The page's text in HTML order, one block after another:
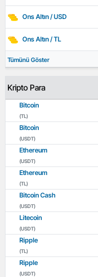
Ons Altın / USD
Ons Altın / TL
Tümünü Göster
Kripto Para
Bitcoin
(TL)
Bitcoin
(USDT)
Ethereum
(USDT)
Ethereum
(TL)
Bitcoin Cash
(USDT)
Litecoin
(USDT)
Ripple
(TL)
Ripple
(USDT)